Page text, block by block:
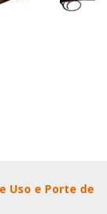
Uso e Porte de